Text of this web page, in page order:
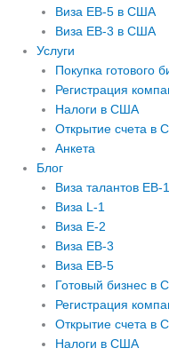
Виза EB-5 в США
Виза EB-3 в США
Услуги
Покупка готового
Регистрация
Налоги в США
Открытие счета в
Анкета
Блог
Виза талантов EB-1
Виза L-1
Виза E-2
Виза EB-3
Виза EB-5
Готовый бизнес в
Регистрация
Открытие счета в
Налоги в США